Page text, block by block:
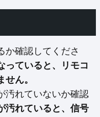
か確認してくださ
っていると、リモコ
ん。
汚れていないか確認
汚れていると、信号